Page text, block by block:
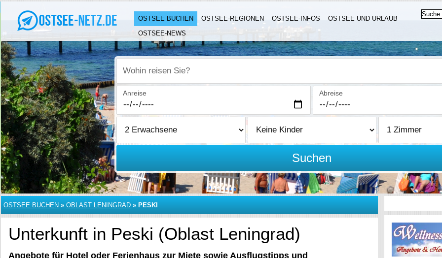
OSTSEE BUCHEN OSTSEE-REGIONEN OSTSEE-INFOS
OSTSEE UND URLAUB
OSTSEE-NEWS
Wohin reisen Sie?
Anreise Abreise
Suchen
OSTSEE BUCHEN » OBLAST LENINGRAD » PESKI
Unterkunft in Peski (Oblast Leningrad)
Angebote für Hotel oder Ferienhaus zur Miete sowie Ausflugstipps und